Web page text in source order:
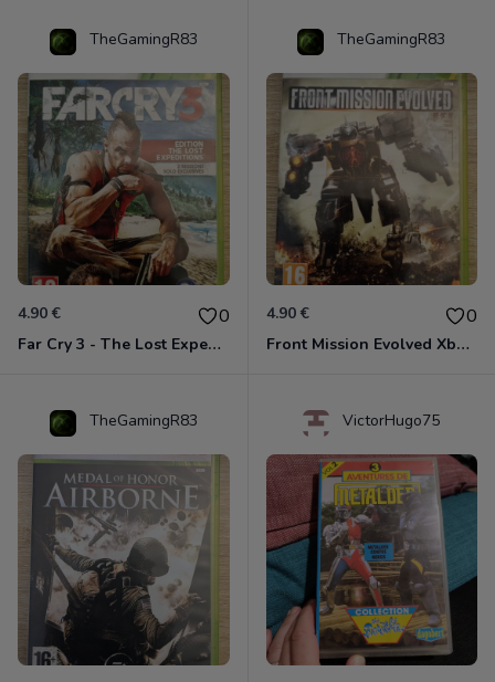
TheGamingR83
4.90 € 0
Far Cry 3 - The Lost Expeditions - Edition Spéciale Xbox 360
TheGamingR83
4.90 € 0
Front Mission Evolved Xbox 360
TheGamingR83 VictorHugo75